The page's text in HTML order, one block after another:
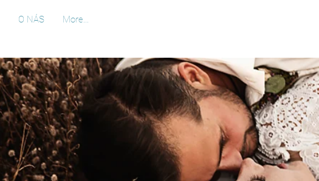
O NÁS More...